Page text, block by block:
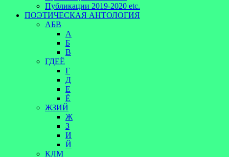
Публикации 2019-2020 etc.
ПОЭТИЧЕСКАЯ АНТОЛОГИЯ
АБВ
А
Б
В
ГДЕЁ
Г
Д
Е
Ё
ЖЗИЙ
Ж
З
И
Й
КЛМ